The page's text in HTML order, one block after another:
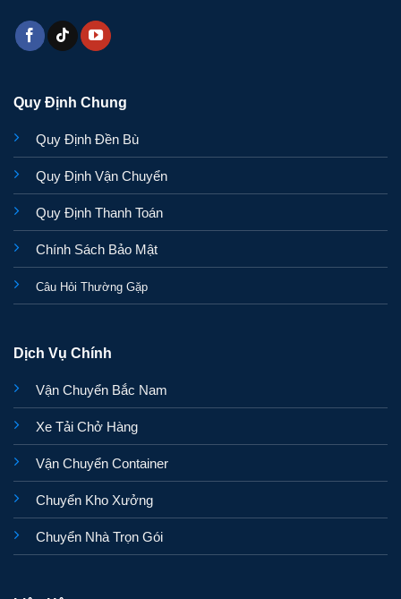
Quy Định Chung
Quy Định Đền Bù
Quy Định Vận Chuyển
Quy Định Thanh Toán
Chính Sách Bảo Mật
Câu Hỏi Thường Gặp
Dịch Vụ Chính
Vận Chuyển Bắc Nam
Xe Tải Chở Hàng
Vận Chuyển Container
Chuyển Kho Xưởng
Chuyển Nhà Trọn Gói